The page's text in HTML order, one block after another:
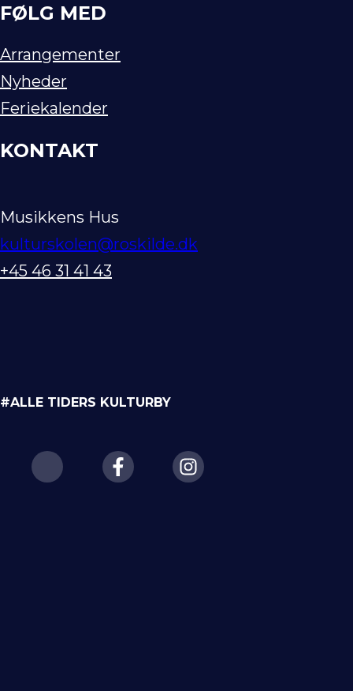
FØLG MED
Arrangementer
Nyheder
Feriekalender
KONTAKT
Musikkens Hus
kulturskolen@roskilde.dk
+45 46 31 41 43
#ALLE TIDERS KULTURBY